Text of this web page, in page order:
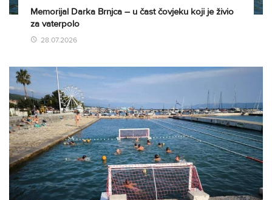
Memorijal Darka Brnjca – u čast čovjeku koji je živio
za vaterpolo
28.07.2026